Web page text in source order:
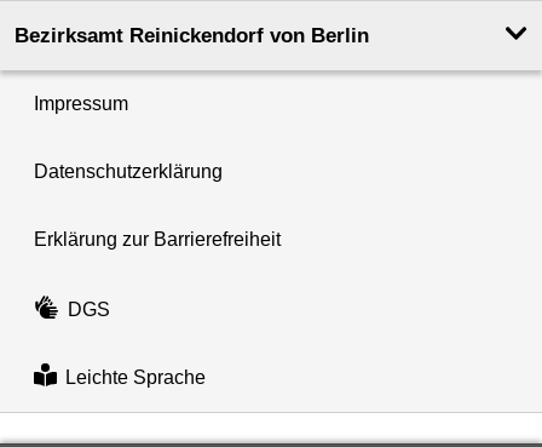
Bezirksamt Reinickendorf von Berlin
Impressum
Datenschutzerklärung
Erklärung zur Barrierefreiheit
DGS
Leichte Sprache